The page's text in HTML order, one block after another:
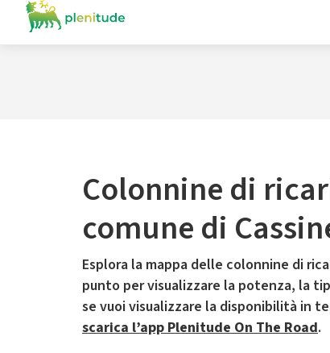
Colonnine di
comune di
Esplora la mappa delle colonnine di
punto per visualizzare la potenza, la
se vuoi visualizzare la disponibilità in
scarica l’app Plenitude On The Road.